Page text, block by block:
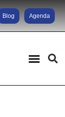
Blog Agenda